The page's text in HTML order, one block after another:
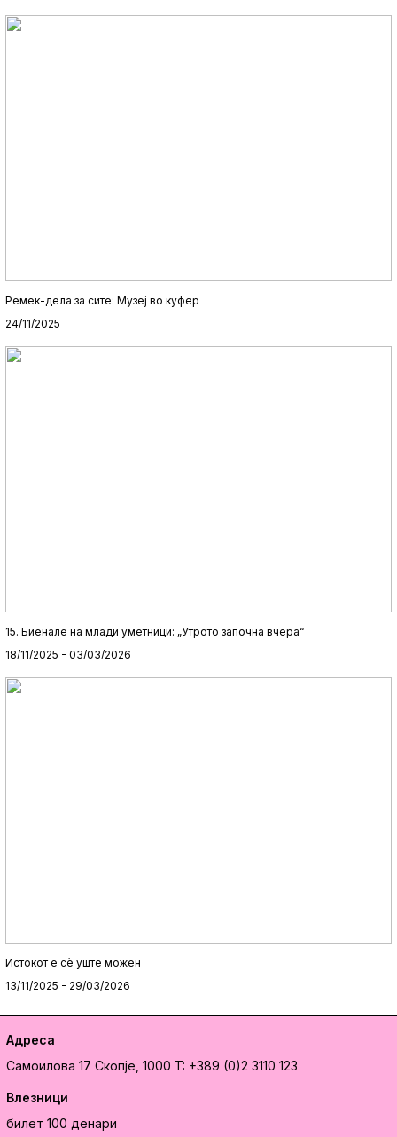
Ремек-дела за сите: Музеј во куфер
24/11/2025
15. Биенале на млади уметници: „Утрото започна вчера“
18/11/2025 - 03/03/2026
Истокот e сè уште можен
13/11/2025 - 29/03/2026
Адреса
Самоилова 17 Скопје, 1000 T: +389 (0)2 3110 123
Влезници
билет 100 денари